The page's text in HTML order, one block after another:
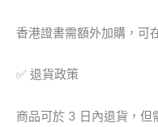
香港證書需額外加購，可
✅ 退貨政策
商品可於 3 日內退貨，但